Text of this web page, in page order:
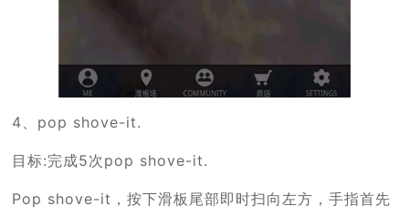
4、pop shove-it.
目标:完成5次pop shove-it.
Pop shove-it，按下滑板尾部即时扫向左方，手指首先